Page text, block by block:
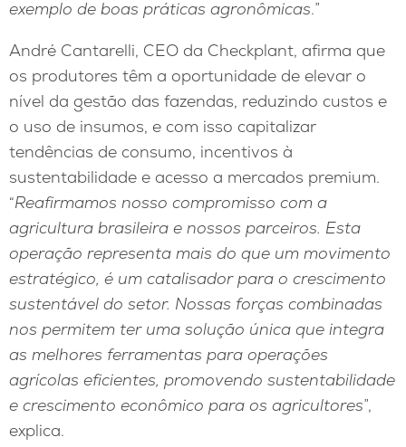
exemplo de boas práticas agronômicas.”
André Cantarelli, CEO da Checkplant, afirma que
os produtores têm a oportunidade de elevar o
nível da gestão das fazendas, reduzindo custos e
o uso de insumos, e com isso capitalizar
tendências de consumo, incentivos à
sustentabilidade e acesso a mercados premium.
“Reafirmamos nosso compromisso com a
agricultura brasileira e nossos parceiros. Esta
operação representa mais do que um movimento
estratégico, é um catalisador para o crescimento
sustentável do setor. Nossas forças combinadas
nos permitem ter uma solução única que integra
as melhores ferramentas para operações
agrícolas eficientes, promovendo sustentabilidade
e crescimento econômico para os agricultores”,
explica.